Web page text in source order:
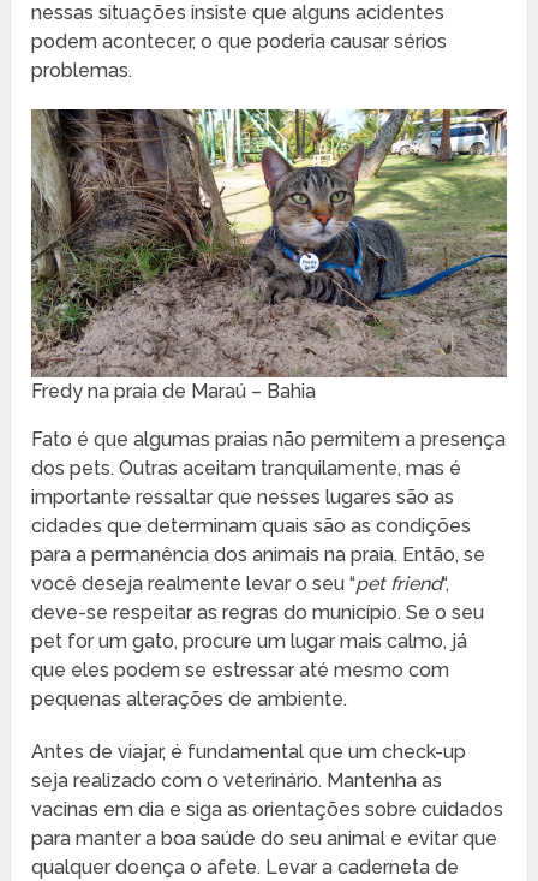
nessas situações insiste que alguns acidentes
podem acontecer, o que poderia causar sérios
problemas.
Fredy na praia de Maraú – Bahia
Fato é que algumas praias não permitem a presença
dos pets. Outras aceitam tranquilamente, mas é
importante ressaltar que nesses lugares são as
cidades que determinam quais são as condições
para a permanência dos animais na praia. Então, se
você deseja realmente levar o seu “pet friend“,
deve-se respeitar as regras do município. Se o seu
pet for um gato, procure um lugar mais calmo, já
que eles podem se estressar até mesmo com
pequenas alterações de ambiente.
Antes de viajar, é fundamental que um check-up
seja realizado com o veterinário. Mantenha as
vacinas em dia e siga as orientações sobre cuidados
para manter a boa saúde do seu animal e evitar que
qualquer doença o afete. Levar a caderneta de